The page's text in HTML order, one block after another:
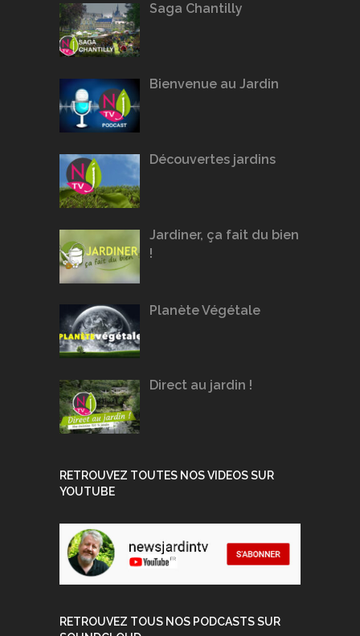
Saga Chantilly
Bienvenue au Jardin
Découvertes jardins
Jardiner, ça fait du bien
!
Planète Végétale
Direct au jardin !
RETROUVEZ TOUTES NOS VIDEOS SUR
YOUTUBE
RETROUVEZ TOUS NOS PODCASTS SUR